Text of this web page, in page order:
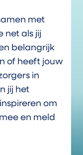
met
net als jij
belangrijk
of heeft jouw
in
jij het
om
en meld